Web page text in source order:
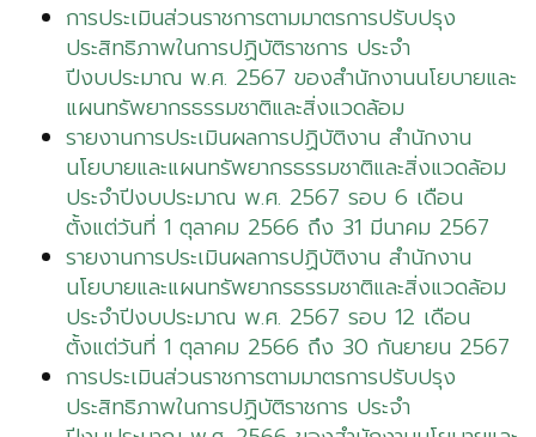
การประเมินส่วนราชการตามมาตรการปรับปรุง
ประสิทธิภาพในการปฏิบัติราชการ ประจำ
ปีงบประมาณ พ.ศ. 2567 ของสำนักงานนโยบายและ
แผนทรัพยากรธรรมชาติและสิ่งแวดล้อม
รายงานการประเมินผลการปฏิบัติงาน สำนักงาน
นโยบายและแผนทรัพยากรธรรมชาติและสิ่งแวดล้อม
ประจำปีงบประมาณ พ.ศ. 2567 รอบ 6 เดือน
ตั้งแต่วันที่ 1 ตุลาคม 2566 ถึง 31 มีนาคม 2567
รายงานการประเมินผลการปฏิบัติงาน สำนักงาน
นโยบายและแผนทรัพยากรธรรมชาติและสิ่งแวดล้อม
ประจำปีงบประมาณ พ.ศ. 2567 รอบ 12 เดือน
ตั้งแต่วันที่ 1 ตุลาคม 2566 ถึง 30 กันยายน 2567
การประเมินส่วนราชการตามมาตรการปรับปรุง
ประสิทธิภาพในการปฏิบัติราชการ ประจำ